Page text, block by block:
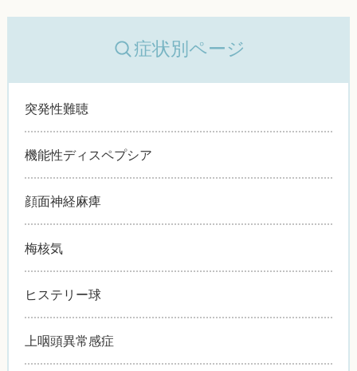
症状別ページ
突発性難聴
機能性ディスペプシア
顔面神経麻痺
梅核気
ヒステリー球
上咽頭異常感症